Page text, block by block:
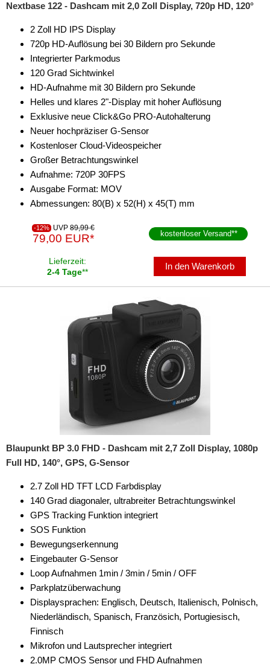
Nextbase 122 - Dashcam mit 2,0 Zoll Display, 720p HD, 120°
2 Zoll HD IPS Display
720p HD-Auflösung bei 30 Bildern pro Sekunde
Integrierter Parkmodus
120 Grad Sichtwinkel
HD-Aufnahme mit 30 Bildern pro Sekunde
Helles und klares 2"-Display mit hoher Auflösung
Exklusive neue Click&Go PRO-Autohalterung
Neuer hochpräziser G-Sensor
Kostenloser Cloud-Videospeicher
Großer Betrachtungswinkel
Aufnahme: 720P 30FPS
Ausgabe Format: MOV
Abmessungen: 80(B) x 52(H) x 45(T) mm
-12% UVP 89,99 €
79,00 EUR* kostenloser Versand**
Lieferzeit:
2-4 Tage**
In den Warenkorb
Blaupunkt BP 3.0 FHD - Dashcam mit 2,7 Zoll Display, 1080p
Full HD, 140°, GPS, G-Sensor
2.7 Zoll HD TFT LCD Farbdisplay
140 Grad diagonaler, ultrabreiter Betrachtungswinkel
GPS Tracking Funktion integriert
SOS Funktion
Bewegungserkennung
Eingebauter G-Sensor
Loop Aufnahmen 1min / 3min / 5min / OFF
Parkplatzüberwachung
Displaysprachen: Englisch, Deutsch, Italienisch, Polnisch,
Niederländisch, Spanisch, Französich, Portugiesisch,
Finnisch
Mikrofon und Lautsprecher integriert
2.0MP CMOS Sensor und FHD Aufnahmen